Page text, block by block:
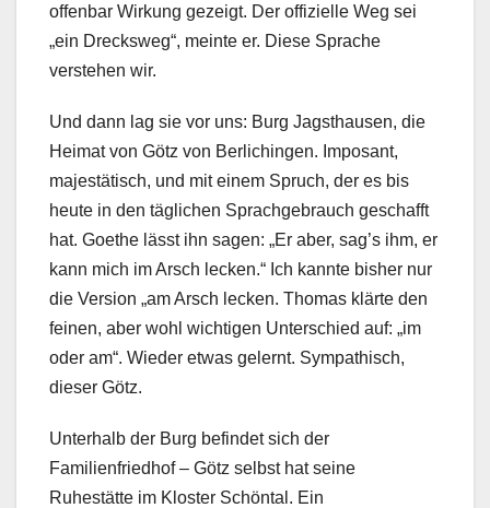
offenbar Wirkung gezeigt. Der offizielle Weg sei
„ein Drecksweg“, meinte er. Diese Sprache
verstehen wir.
Und dann lag sie vor uns: Burg Jagsthausen, die
Heimat von Götz von Berlichingen. Imposant,
majestätisch, und mit einem Spruch, der es bis
heute in den täglichen Sprachgebrauch geschafft
hat. Goethe lässt ihn sagen: „Er aber, sag’s ihm, er
kann mich im Arsch lecken.“ Ich kannte bisher nur
die Version „am Arsch lecken. Thomas klärte den
feinen, aber wohl wichtigen Unterschied auf: „im
oder am“. Wieder etwas gelernt. Sympathisch,
dieser Götz.
Unterhalb der Burg befindet sich der
Familienfriedhof – Götz selbst hat seine
Ruhestätte im Kloster Schöntal. Ein